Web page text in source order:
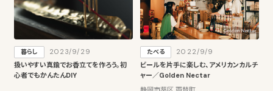
暮らし
2023/9/29
扱いやすい真鍮でお香立てを作ろう。初
心者でもかんたんDIY
たべる
2022/9/9
ビールを片手に楽しむ、アメリカンカルチ
ャー／Golden Nectar